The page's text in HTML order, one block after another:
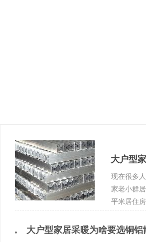
大户型家居采暖为啥要选铜铝
现在很多
家老小群
平米居住
大户型